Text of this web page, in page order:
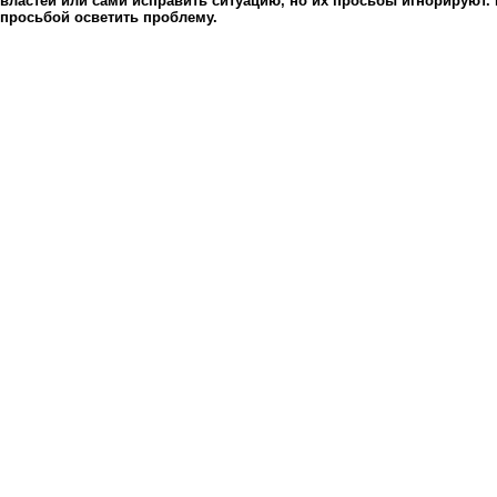
просьбой осветить проблему.